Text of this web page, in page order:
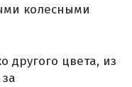
колесными
другого цвета, из